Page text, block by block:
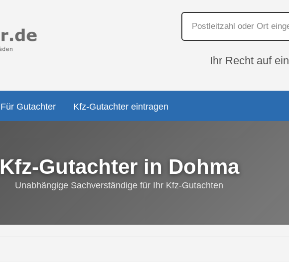
Ihr Recht auf ein
Für Gutachter Kfz-Gutachter eintragen
Kfz-Gutachter in Dohma
Unabhängige Sachverständige für Ihr Kfz-Gutachten